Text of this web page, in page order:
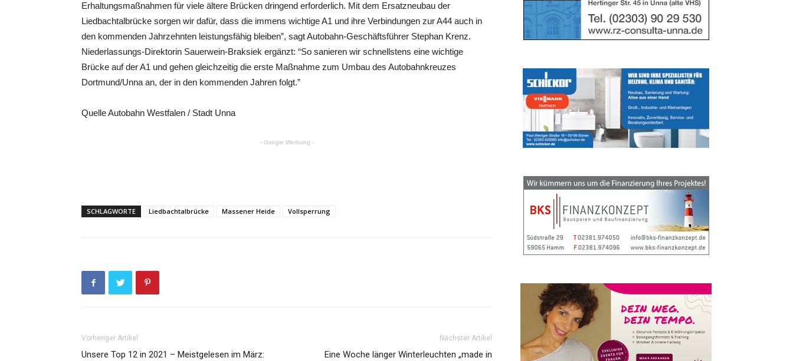
Erhaltungsmaßnahmen für viele ältere Brücken dringend erforderlich. Mit dem Ersatzneubau der
Liedbachtalbrücke sorgen wir dafür, dass die immens wichtige A1 und ihre Verbindungen zur A44 auch in
den kommenden Jahrzehnten leistungsfähig bleiben”, sagt Autobahn-Geschäftsführer Stephan Krenz.
Niederlassungs-Direktorin Sauerwein-Braksiek ergänzt: “So sanieren wir schnellstens eine wichtige
Brücke auf der A1 und gehen gleichzeitig die erste Maßnahme zum Umbau des Autobahnkreuzes
Dortmund/Unna an, der in den kommenden Jahren folgt.”
Quelle Autobahn Westfalen / Stadt Unna
- Google Werbung -
SCHLAGWORTE Liedbachtalbrücke Massener Heide Vollsperrung
Vorheriger Artikel
Unsere Top 12 in 2021 – Meistgelesen im März:
Nächster Artikel
Eine Woche länger Winterleuchten „made in